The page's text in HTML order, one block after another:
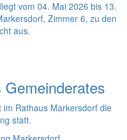
vom 04. Mai 2026 bis 13.
Zimmer 6, zu den
aus.
Rathaus Markersdorf die
statt.